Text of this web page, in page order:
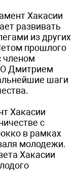
Хакасии
развивать
из других
прошлого
членом
Дмитрием
шаги
Хакасии
с
в рамках
молодежи.
Хакасии